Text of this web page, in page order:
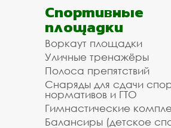
Спортивные
площадки
Воркаут площадки
Уличные тренажёры
Полоса препятствий
Снаряды для сдачи
нормативов и ГТО
Гимнастические
Балансиры (детское